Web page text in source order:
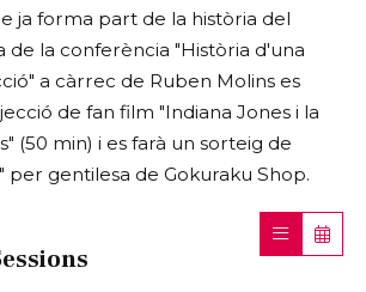
ja forma part de la història del
de la conferència "Història d'una
a càrrec de Ruben Molins es
de fan film "Indiana Jones i la
(50 min) i es farà un sorteig de
per gentilesa de Gokuraku Shop.